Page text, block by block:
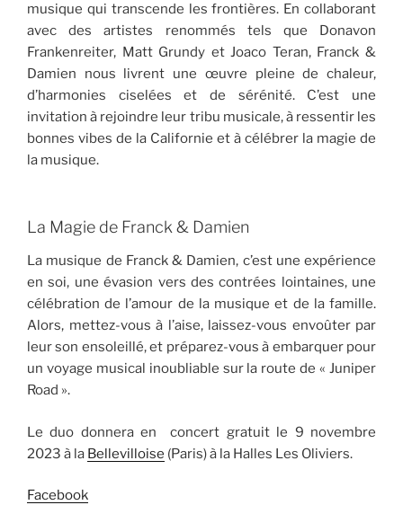
musique qui transcende les frontières. En collaborant
avec des artistes renommés tels que Donavon
Frankenreiter, Matt Grundy et Joaco Teran, Franck &
Damien nous livrent une œuvre pleine de chaleur,
d’harmonies ciselées et de sérénité. C’est une
invitation à rejoindre leur tribu musicale, à ressentir les
bonnes vibes de la Californie et à célébrer la magie de
la musique.
La Magie de Franck & Damien
La musique de Franck & Damien, c’est une expérience
en soi, une évasion vers des contrées lointaines, une
célébration de l’amour de la musique et de la famille.
Alors, mettez-vous à l’aise, laissez-vous envoûter par
leur son ensoleillé, et préparez-vous à embarquer pour
un voyage musical inoubliable sur la route de « Juniper
Road ».
Le duo donnera en concert gratuit le 9 novembre
2023 à la Bellevilloise (Paris) à la Halles Les Oliviers.
Facebook